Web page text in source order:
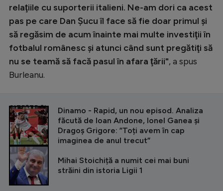
relaţiile cu suporterii italieni. Ne-am dori ca acest
pas pe care Dan Şucu îl face să fie doar primul şi
să regăsim de acum înainte mai multe investiţii în
fotbalul românesc şi atunci când sunt pregătiţi să
nu se teamă să facă pasul în afara ţării", a spus
Burleanu.
CITEȘTE ȘI
Dinamo - Rapid, un nou episod. Analiza
făcută de Ioan Andone, Ionel Ganea și
Dragoș Grigore: ”Toți avem în cap
imaginea de anul trecut”
Mihai Stoichiță a numit cei mai buni
străini din istoria Ligii 1